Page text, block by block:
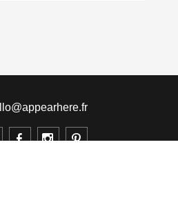
translation]translation]translation]translation]